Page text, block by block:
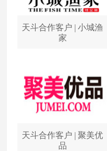
天斗合作客户 | 小城渔
家
天斗合作客户 | 聚美优
品